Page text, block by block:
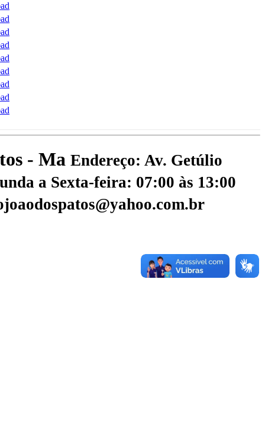
- Ma Endereço: Av. Getúlio
a Sexta-feira: 07:00 às 13:00